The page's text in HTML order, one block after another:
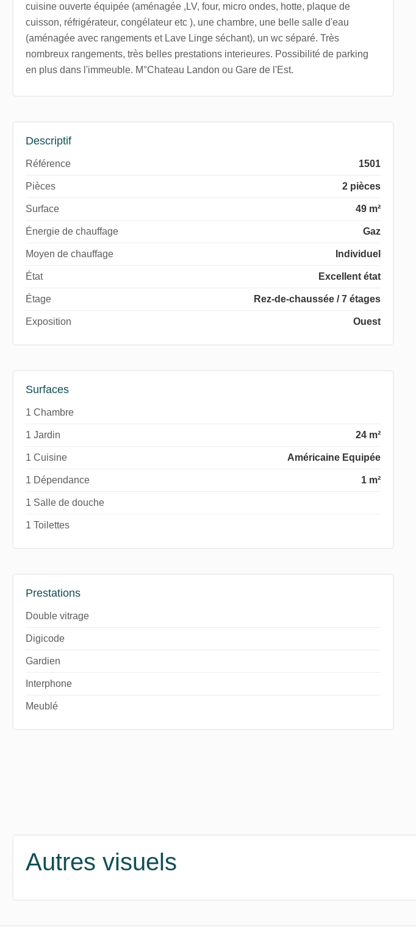
cuisine ouverte équipée (aménagée ,LV, four, micro ondes, hotte, plaque de
cuisson, réfrigérateur, congélateur etc ), une chambre, une belle salle d'eau
(aménagée avec rangements et Lave Linge séchant), un wc séparé. Très
nombreux rangements, très belles prestations interieures. Possibilité de parking
en plus dans l'immeuble. M°Chateau Landon ou Gare de l'Est.
Descriptif
Référence 1501
Pièces 2 pièces
Surface 49 m²
Énergie de chauffage Gaz
Moyen de chauffage Individuel
État Excellent état
Étage Rez-de-chaussée / 7 étages
Exposition Ouest
Surfaces
1 Chambre
1 Jardin 24 m²
1 Cuisine Américaine Equipée
1 Dépendance 1 m²
1 Salle de douche
1 Toilettes
Prestations
Double vitrage
Digicode
Gardien
Interphone
Meublé
Autres visuels